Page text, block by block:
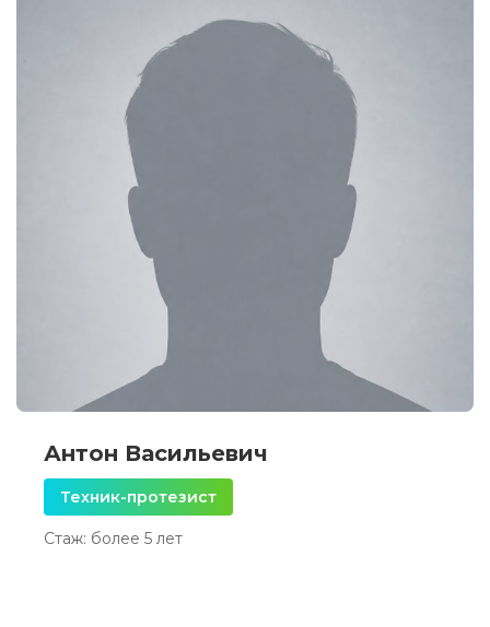
Антон Васильевич
Техник-протезист
Стаж: более 5 лет